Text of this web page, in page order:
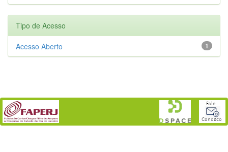
Tipo de Acesso
1
Acesso Aberto